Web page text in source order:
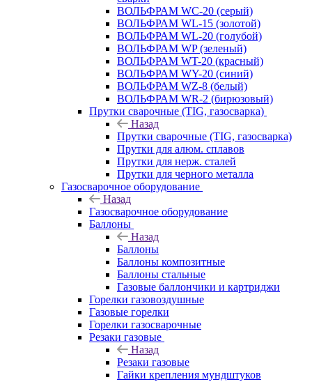
ВОЛЬФРАМ WC-20 (серый)
ВОЛЬФРАМ WL-15 (золотой)
ВОЛЬФРАМ WL-20 (голубой)
ВОЛЬФРАМ WP (зеленый)
ВОЛЬФРАМ WT-20 (красный)
ВОЛЬФРАМ WY-20 (синий)
ВОЛЬФРАМ WZ-8 (белый)
ВОЛЬФРАМ WR-2 (бирюзовый)
Прутки сварочные (TIG, газосварка)
Назад
Прутки сварочные (TIG, газосварка)
Прутки для алюм. сплавов
Прутки для нерж. сталей
Прутки для черного металла
Газосварочное оборудование
Назад
Газосварочное оборудование
Баллоны
Назад
Баллоны
Баллоны композитные
Баллоны стальные
Газовые баллончики и картриджи
Горелки газовоздушные
Газовые горелки
Горелки газосварочные
Резаки газовые
Назад
Резаки газовые
Гайки крепления мундштуков